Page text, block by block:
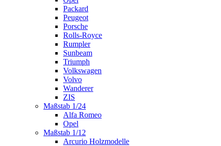
Packard
Peugeot
Porsche
Rolls-Royce
Rumpler
Sunbeam
Triumph
Volkswagen
Volvo
Wanderer
ZIS
Maßstab 1/24
Alfa Romeo
Opel
Maßstab 1/12
Arcurio Holzmodelle